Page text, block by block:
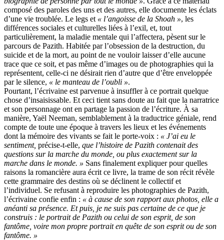
composé des paroles des uns et des autres, elle documente les éclats
d’une vie troublée. Le legs et « l’angoisse de la Shoah », les
différences sociales et culturelles liées à l’exil, et, tout
particulièrement, la maladie mentale qui l’affectera, pèsent sur le
parcours de Pazith. Habitée par l’obsession de la destruction, du
suicide et de la mort, au point de ne vouloir laisser d’elle aucune
trace que ce soit, et pas même d’images ou de photographies qui la
représentent, celle-ci ne désirait rien d’autre que d’être enveloppée
par le silence, « le manteau de l’oubli ».
Pourtant, l’écrivaine est parvenue à insuffler à ce portrait quelque
chose d’insaisissable. Et ceci tient sans doute au fait que la narratrice
et son personnage ont en partage la passion de l’écriture. À sa
manière, Yaël Neeman, semblablement à la traductrice géniale, rend
compte de toute une époque à travers les lieux et les événements
dont la mémoire des vivants se fait le porte-voix : « J’ai eu le
sentiment, précise-t-elle, que l’histoire de Pazith contenait des
questions sur la marche du monde, ou plus exactement sur la
marche dans le monde. » Sans finalement expliquer pour quelles
raisons la romancière aura écrit ce livre, la trame de son récit révèle
cette grammaire des destins où se déclinent le collectif et
l’individuel. Se refusant à reproduire les photographies de Pazith,
l’écrivaine confie enfin : « à cause de son rapport aux photos, elle a
anéanti sa présence. Et puis, je ne suis pas certaine de ce que je
construis : le portrait de Pazith ou celui de son esprit, de son
fantôme, voire mon propre portrait en quête de son esprit ou de son
fantôme. »